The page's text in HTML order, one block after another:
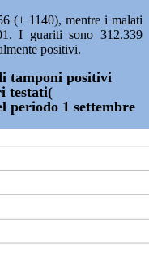
(+ 1140), mentre i malati
I guariti sono 312.339
positivi.
tamponi positivi
testati(
periodo 1 settembre